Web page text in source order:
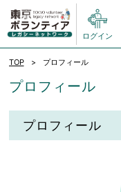
ログイン
TOP プロフィール
プロフィール
プロフィール